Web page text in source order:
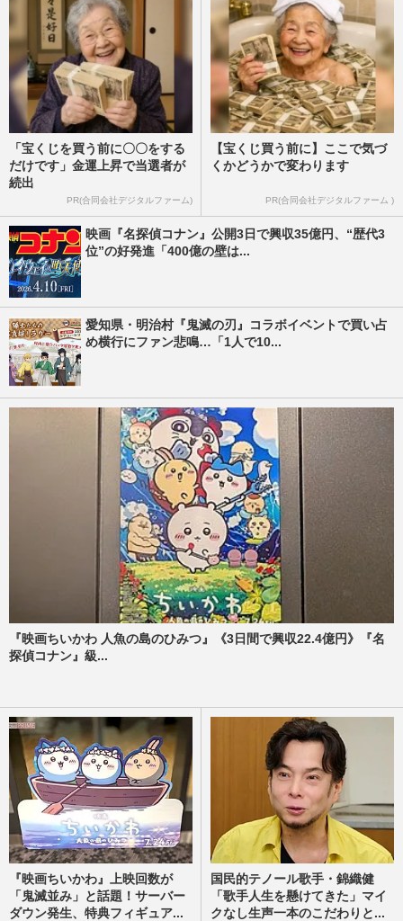
「宝くじを買う前に〇〇をする
だけです」金運上昇で当選者が
続出
PR(合同会社デジタルファーム)
【宝くじ買う前に】ここで気づ
くかどうかで変わります
PR(合同会社デジタルファーム )
映画『名探偵コナン』公開3日で興収35億円、“歴代3
位”の好発進「400億の壁は...
愛知県・明治村『鬼滅の刃』コラボイベントで買い占
め横行にファン悲鳴…「1人で10...
『映画ちいかわ 人魚の島のひみつ』《3日間で興収22.4億円》『名
探偵コナン』級...
『映画ちいかわ』上映回数が
「鬼滅並み」と話題！サーバー
ダウン発生、特典フィギュア...
国民的テノール歌手・錦織健
「歌手人生を懸けてきた」マイ
クなし生声一本のこだわりと...